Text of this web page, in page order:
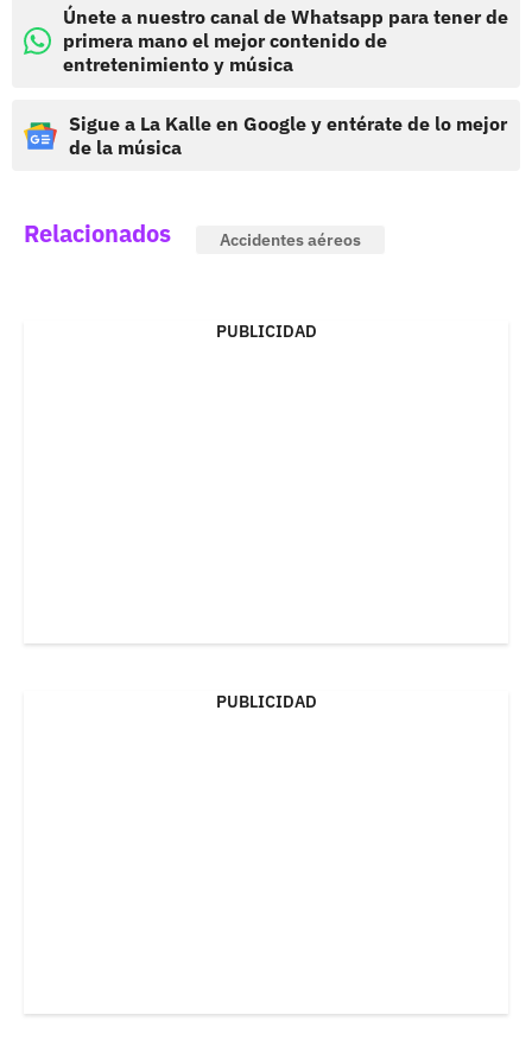
Únete a nuestro canal de Whatsapp para tener de
primera mano el mejor contenido de
entretenimiento y música
Sigue a La Kalle en Google y entérate de lo mejor
de la música
Relacionados Accidentes aéreos
PUBLICIDAD
PUBLICIDAD